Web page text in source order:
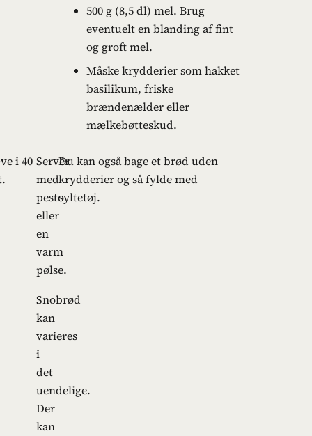
500 g (8,5 dl) mel. Brug
eventuelt en blanding af fint
og groft mel.
Måske krydderier som hakket
basilikum, friske
brændenælder eller
mælkebøtteskud.
i 40 Servér
med
pesto
eller
en
varm
pølse.
Du kan også bage et brød uden
krydderier og så fylde med
syltetøj.
Snobrød
kan
varieres
i
det
uendelige.
Der
kan